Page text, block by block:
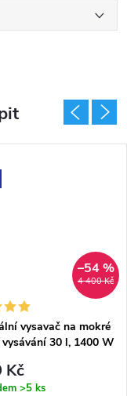
4 400 Kč
–54 %
vysavač na mokré
vysávání 30 l, 1400 W
Kč
>5 ks